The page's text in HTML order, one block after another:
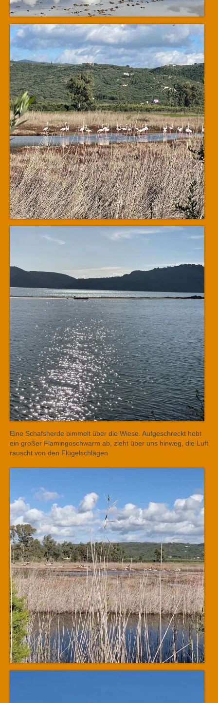
Eine Schafsherde bimmelt über die Wiese. Aufgeschreckt hebt
ein großer Flamingoschwarm ab, zieht über uns hinweg, die Luft
rauscht von den Flügelschlägen